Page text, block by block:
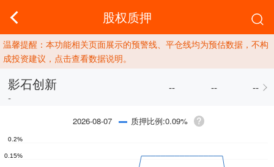
股权质押
温馨提醒：本功能相关页面展示的预警线、平仓线均为预估数据，不构
成投资建议，点击查看数据说明。
影石创新
-
-- -- --
2026-08-07 质押比例:0.09%